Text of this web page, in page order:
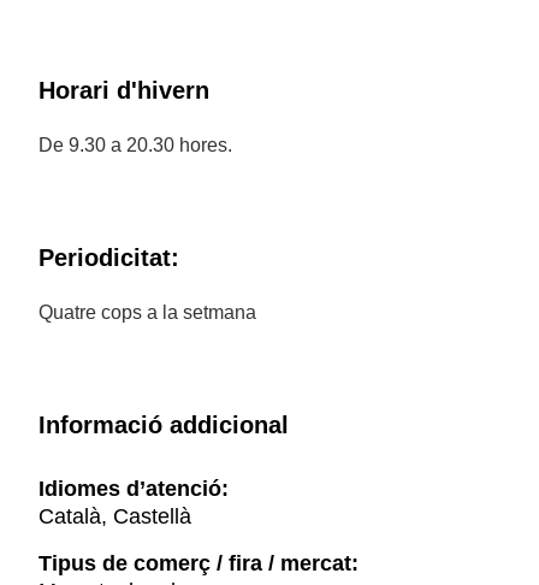
Horari d'hivern
De 9.30 a 20.30 hores.
Periodicitat:
Quatre cops a la setmana
Informació addicional
Idiomes d’atenció:
Català, Castellà
Tipus de comerç / fira / mercat: